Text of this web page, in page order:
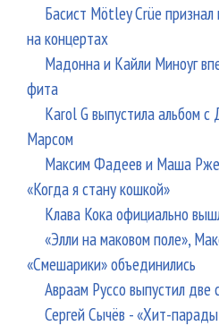
Басист Mötley Crüe признал
на концертах
Мадонна и Кайли Миноуг
фита
Karol G выпустила альбом
Марсом
Максим Фадеев и Маша
«Когда я стану кошкой»
Клава Кока официально
«Элли на маковом поле»,
«Смешарики» объединились
Авраам Руссо выпустил две
Сергей Сычёв - «Хит-